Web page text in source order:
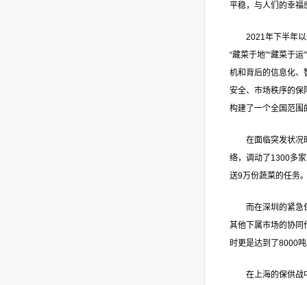
平稳，与人们的幸福
2021年下半年
“藏菜于地”“藏菜于
机和背后的信息化、
安全、市场秩序的保
构建了一个全国范围
在面临突发状况
络，调动了1300多
送9万份蔬菜的任务
而在深圳的紧急
其他下属市场的协同
时更是达到了8000
在上海的保供战